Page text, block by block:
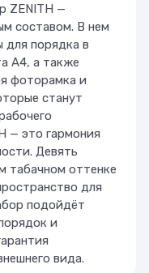
ZENITH —
составом. В нем
для порядка в
A4, а также
фоторамка и
станут
— это гармония
Девять
табачном оттенке
для
подойдёт
и
вида.